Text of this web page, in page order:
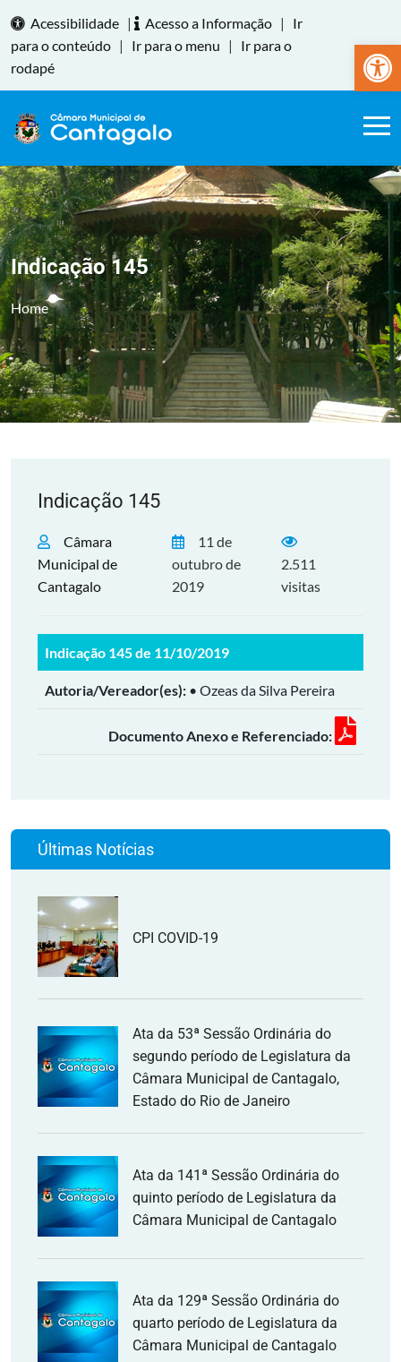
Abrir
Acessibilidade | Acesso a Informação |
Ir
para o conteúdo | Ir para o menu |
Ir para o
rodapé
Indicação 145
Home
Indicação 145
Câmara
Municipal de
Cantagalo
11 de
outubro de
2019
2.511
visitas
Indicação 145 de 11/10/2019
Autoria/Vereador(es): • Ozeas da Silva Pereira
Documento Anexo e Referenciado:
Últimas Notícias
CPI COVID-19
Ata da 53ª Sessão Ordinária do
segundo período de Legislatura da
Câmara Municipal de Cantagalo,
Estado do Rio de Janeiro
Ata da 141ª Sessão Ordinária do
quinto período de Legislatura da
Câmara Municipal de Cantagalo
Ata da 129ª Sessão Ordinária do
quarto período de Legislatura da
Câmara Municipal de Cantagalo